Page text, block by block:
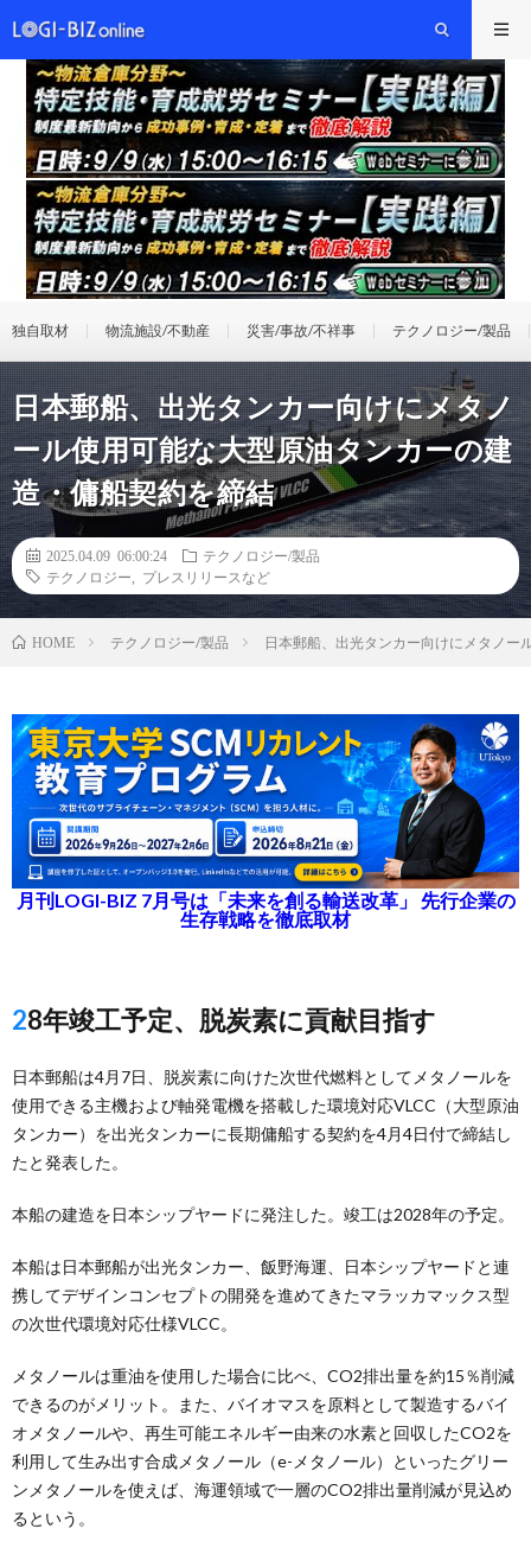
独自取材 物流施設/不動産 災害/事故/不祥事 テクノロジー/製品
日本郵船、出光タンカー向けにメタノ
ール使用可能な大型原油タンカーの建
造・傭船契約を締結
2025.04.09 06:00:24
テクノロジー/製品
テクノロジー
プレスリリースなど
HOME テクノロジー/製品 日本郵船、出光タンカー向けにメタノー
月刊LOGI-BIZ 7月号は「未来を創る輸送改革」 先行企業の
生存戦略を徹底取材
28年竣工予定、脱炭素に貢献目指す
日本郵船は4月7日、脱炭素に向けた次世代燃料としてメタノールを
使用できる主機および軸発電機を搭載した環境対応VLCC（大型原油
タンカー）を出光タンカーに長期傭船する契約を4月4日付で締結し
たと発表した。
本船の建造を日本シップヤードに発注した。竣工は2028年の予定。
本船は日本郵船が出光タンカー、飯野海運、日本シップヤードと連
携してデザインコンセプトの開発を進めてきたマラッカマックス型
の次世代環境対応仕様VLCC。
メタノールは重油を使用した場合に比べ、CO2排出量を約15％削減
できるのがメリット。また、バイオマスを原料として製造するバイ
オメタノールや、再生可能エネルギー由来の水素と回収したCO2を
利用して生み出す合成メタノール（e-メタノール）といったグリー
ンメタノールを使えば、海運領域で一層のCO2排出量削減が見込め
るという。